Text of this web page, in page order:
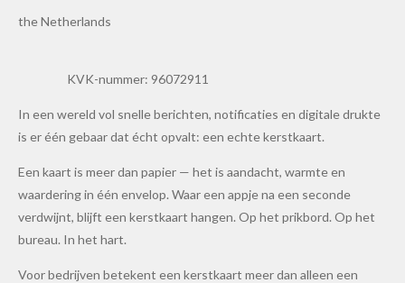
the Netherlands
KVK-nummer: 96072911
In een wereld vol snelle berichten, notificaties en digitale drukte
is er één gebaar dat écht opvalt: een echte kerstkaart.
Een kaart is meer dan papier — het is aandacht, warmte en
waardering in één envelop. Waar een appje na een seconde
verdwijnt, blijft een kerstkaart hangen. Op het prikbord. Op het
bureau. In het hart.
Voor bedrijven betekent een kerstkaart meer dan alleen een